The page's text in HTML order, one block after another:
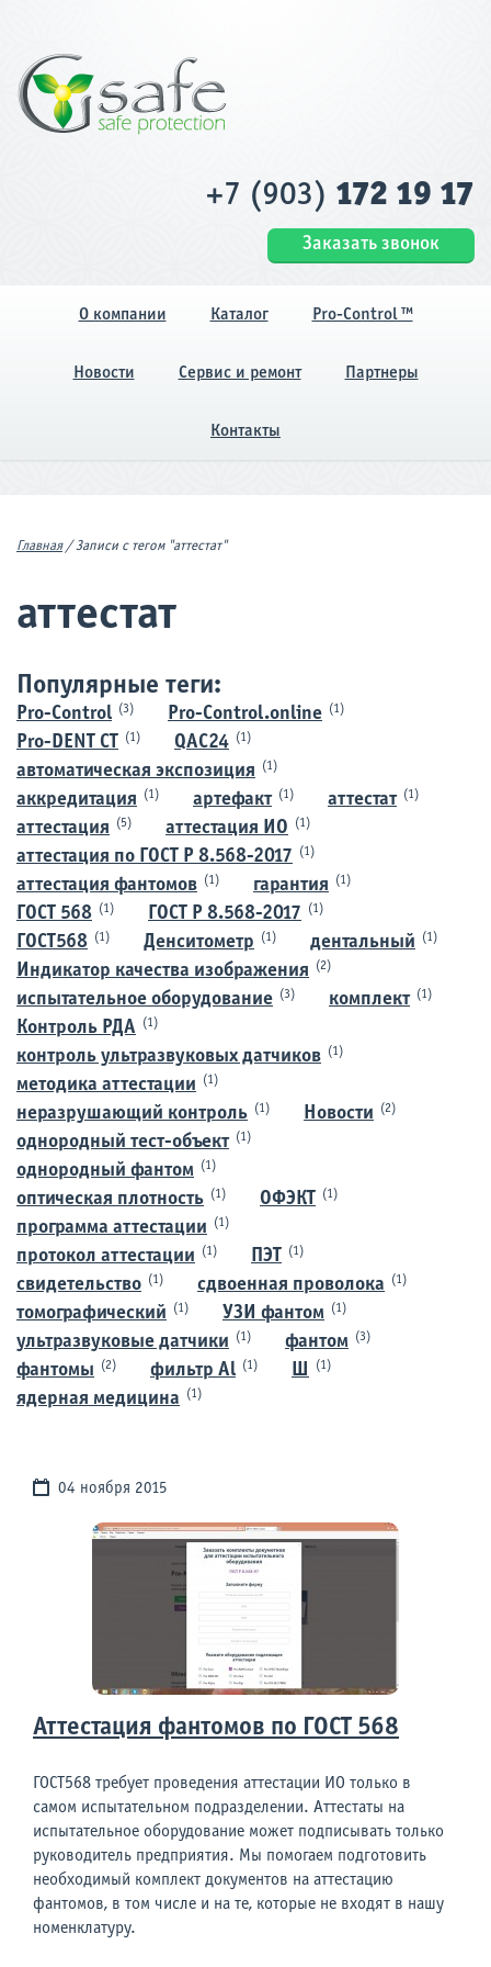
+7 (903) 172 19 17
Заказать звонок
О компании Каталог Pro-Control ™
Новости Сервис и ремонт Партнеры
Контакты
Главная/Записи с тегом "аттестат"
аттестат
Популярные теги:
Pro-Control (3) Pro-Control.online (1)
Pro-DENT CT (1) QAC24 (1)
автоматическая экспозиция (1)
аккредитация (1) артефакт (1) аттестат (1)
аттестация (5) аттестация ИО (1)
аттестация по ГОСТ Р 8.568-2017 (1)
аттестация фантомов (1) гарантия (1)
ГОСТ 568 (1) ГОСТ Р 8.568-2017 (1)
ГОСТ568 (1) Денситометр (1) дентальный (1)
Индикатор качества изображения (2)
испытательное оборудование (3) комплект (1)
Контроль РДА (1)
контроль ультразвуковых датчиков (1)
методика аттестации (1)
неразрушающий контроль (1) Новости (2)
однородный тест-объект (1)
однородный фантом (1)
оптическая плотность (1) ОФЭКТ (1)
программа аттестации (1)
протокол аттестации (1) ПЭТ (1)
свидетельство (1) сдвоенная проволока (1)
томографический (1) УЗИ фантом (1)
ультразвуковые датчики (1) фантом (3)
фантомы (2) фильтр Al (1) Ш (1)
ядерная медицина (1)
04 ноября 2015
Аттестация фантомов по ГОСТ 568
ГОСТ568 требует проведения аттестации ИО только в
самом испытательном подразделении. Аттестаты на
испытательное оборудование может подписывать только
руководитель предприятия. Мы помогаем подготовить
необходимый комплект документов на аттестацию
фантомов, в том числе и на те, которые не входят в нашу
номенклатуру.